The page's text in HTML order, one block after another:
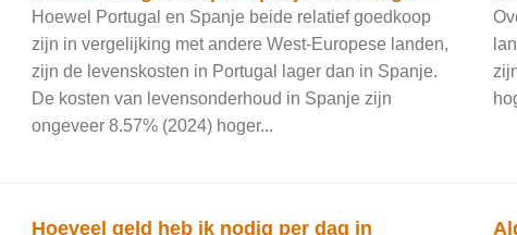
Hoewel Portugal en Spanje beide relatief goedkoop
zijn in vergelijking met andere West-Europese landen,
zijn de levenskosten in Portugal lager dan in Spanje.
De kosten van levensonderhoud in Spanje zijn
ongeveer 8.57% (2024) hoger...
Hoeveel geld heb ik nodig per dag in